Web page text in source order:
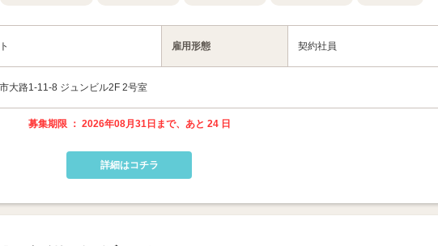
雇用形態 契約社員
大路1-11-8 ジュンビル2F 2号室
募集期限 ： 2026年08月31日まで、あと 24 日
詳細はコチラ